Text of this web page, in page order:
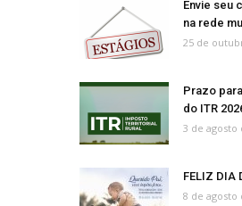
Envie seu
na rede
25 de
Prazo
do ITR
3 de agosto
FELIZ DIA
8 de agosto